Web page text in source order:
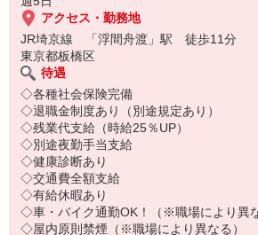
アクセス・勤務地
JR埼京線 「浮間舟渡」駅 徒歩11分
東京都板橋区
待遇
◇各種社会保険完備
◇退職金制度あり（別途規定あり）
◇残業代支給（時給25％UP）
◇別途夜勤手当支給
◇健康診断あり
◇交通費全額支給
◇有給休暇あり
◇車・バイク通勤OK！（※職場により異な
◇屋内原則禁煙（※職場により異なる）